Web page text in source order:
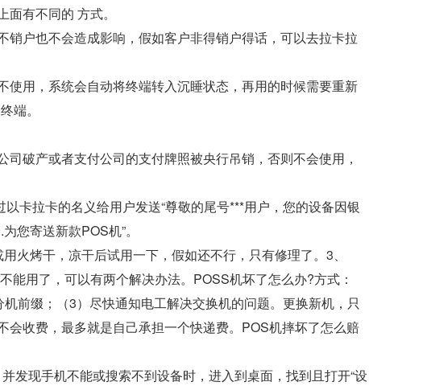
有不同的 方式。
户也不会造成影响，假如客户非得销户得话，可以去拉卡拉
用，系统会自动将终端转入沉睡状态，再用的时候需要重新
端。
破产或者支付公司的支付牌照被央行吊销，否则不会使用，
卡拉卡的名义给用户发送“尊敬的尾号***用户，您的设备因银
您寄送新款POS机”。
火烤干，凉干后试用一下，假如还不行，只有修理了。3、
用了，可以有两个解决办法。POSS机坏了怎么办?方式：
前缀；（3）尽快通知电工解决交换机的问题。更换新机，只
收费，最多就是自己承担一个快递费。POS机摔坏了怎么赔
发现手机不能或搜索不到设备时，进入到桌面，找到且打开“设